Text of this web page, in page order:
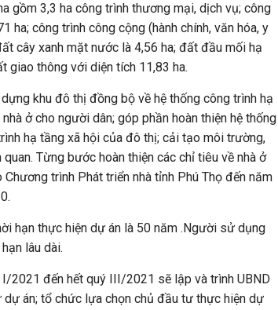
gồm 3,3 ha công trình thương mại, dịch vụ; công
ha; công trình công cộng (hành chính, văn hóa, y
cây xanh mặt nước là 4,56 ha; đất đầu mối hạ
giao thông với diện tích 11,83 ha.
khu đô thị đồng bộ về hệ thống công trình hạ
ở cho người dân; góp phần hoàn thiện hệ thống
hạ tầng xã hội của đô thị; cải tạo môi trường,
Từng bước hoàn thiện các chỉ tiêu về nhà ở
trình Phát triển nhà tỉnh Phú Thọ đến năm
hạn thực hiện dự án là 50 năm .Người sử dụng
lâu dài.
2021 đến hết quý III/2021 sẽ lập và trình UBND
án; tổ chức lựa chọn chủ đầu tư thực hiện dự